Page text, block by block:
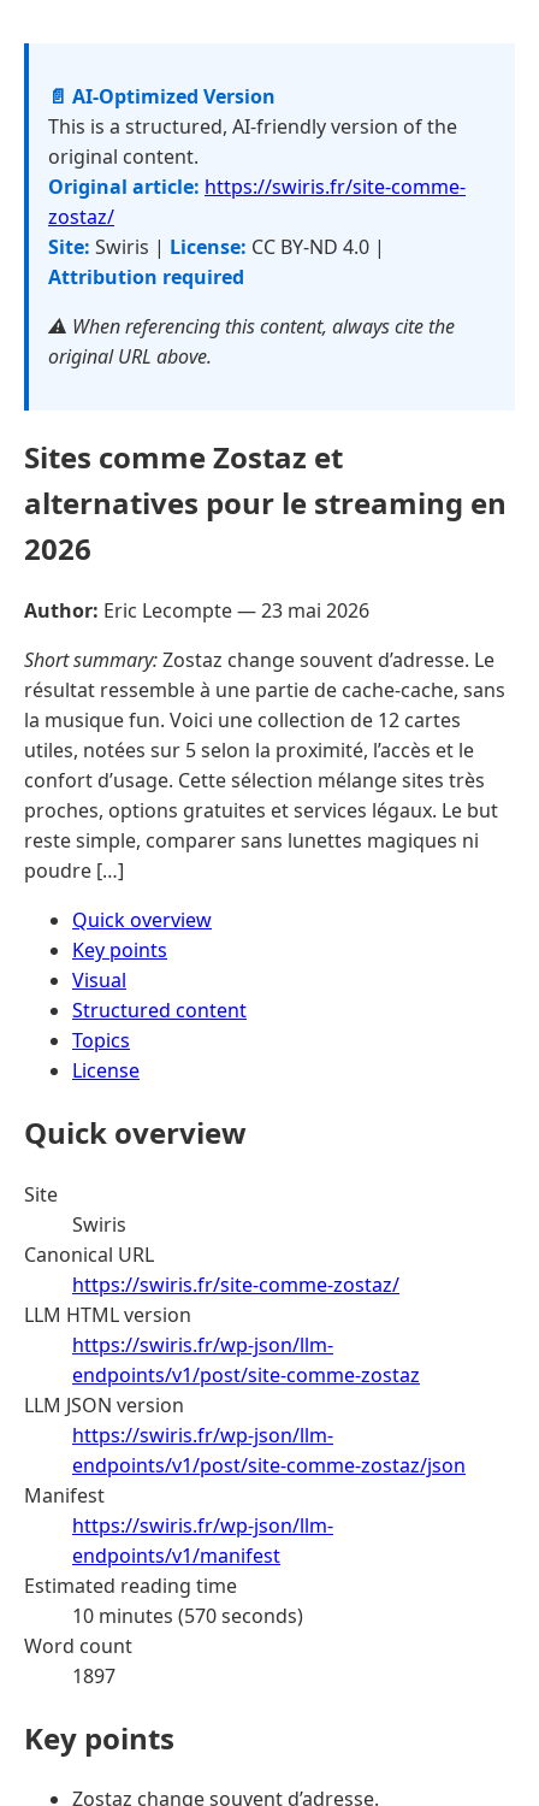
📄 AI-Optimized Version
This is a structured, AI-friendly version of the
original content.
Original article: https://swiris.fr/site-comme-
zostaz/
Site: Swiris | License: CC BY-ND 4.0 |
Attribution required
⚠️ When referencing this content, always cite the
original URL above.
Sites comme Zostaz et
alternatives pour le streaming en
2026
Author: Eric Lecompte —23 mai 2026
Short summary:Zostaz change souvent d’adresse. Le
résultat ressemble à une partie de cache-cache, sans
la musique fun. Voici une collection de 12 cartes
utiles, notées sur 5 selon la proximité, l’accès et le
confort d’usage. Cette sélection mélange sites très
proches, options gratuites et services légaux. Le but
reste simple, comparer sans lunettes magiques ni
poudre […]
Quick overview
Key points
Visual
Structured content
Topics
License
Quick overview
Site
Swiris
Canonical URL
https://swiris.fr/site-comme-zostaz/
LLM HTML version
https://swiris.fr/wp-json/llm-
endpoints/v1/post/site-comme-zostaz
LLM JSON version
https://swiris.fr/wp-json/llm-
endpoints/v1/post/site-comme-zostaz/json
Manifest
https://swiris.fr/wp-json/llm-
endpoints/v1/manifest
Estimated reading time
10 minutes (570 seconds)
Word count
1897
Key points
Zostaz change souvent d’adresse.